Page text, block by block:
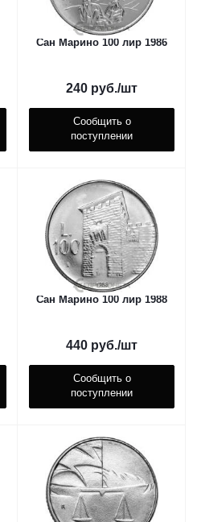
Сан Марино 100 лир 1986
240 руб./шт
Сообщить о
поступлении
Сан Марино 100 лир 1988
440 руб./шт
Сообщить о
поступлении